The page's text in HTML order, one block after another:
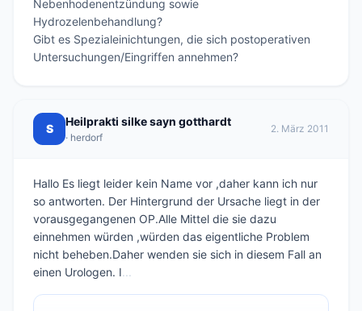
Nebenhodenentzündung sowie
Hydrozelenbehandlung?
Gibt es Spezialeinichtungen, die sich postoperativen
Untersuchungen/Eingriffen annehmen?
S
Heilprakti silke sayn gotthardt
· herdorf
2. März 2011
Hallo Es liegt leider kein Name vor ,daher kann ich nur
so antworten. Der Hintergrund der Ursache liegt in der
vorausgegangenen OP.Alle Mittel die sie dazu
einnehmen würden ,würden das eigentliche Problem
nicht beheben.Daher wenden sie sich in diesem Fall an
einen Urologen. I...